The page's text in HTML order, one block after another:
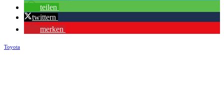
teilen
twittern
merken
Toyota